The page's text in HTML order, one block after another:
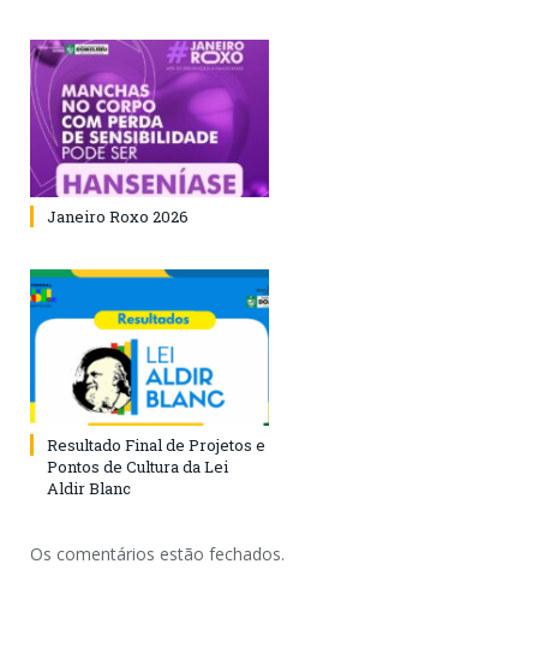
Janeiro Roxo 2026
Resultado Final de Projetos e
Pontos de Cultura da Lei
Aldir Blanc
Os comentários estão fechados.